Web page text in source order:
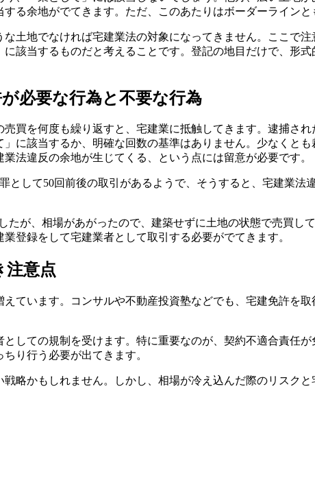
る余地がでてきます。ただ、このあたりはボーダーラインと
土地でなければ宅建業法の対象になってきません。ここで
該当するものだと考えることです。登記の地目だけで、形
必要な行為と不要な行為
買を何度も繰り返すと、宅建業に抵触してきます。逮捕さ
に該当するか、明確な回数の基準はありません。少なくと
法違反の余地が生じてくる、という点には留意が必要です。
して50回前後の取引があるようで、そうすると、宅建業法
が、相場があがったので、建築せずに土地の状態で売買し
登録をして宅建業者として取引する必要がでてきます。
注意点
ています。コンサルや不動産投資塾などでも、宅建免許を
しての規制を受けます。特に重要なのが、契約不適合責任
り行う必要が出てきます。
略かもしれません。しかし、相場が冷え込んだ際のリスク